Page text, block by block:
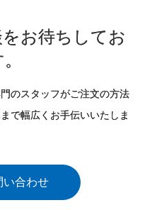
お待ちしてお
のスタッフがご注文の方法
で幅広くお手伝いいたしま
い合わせ